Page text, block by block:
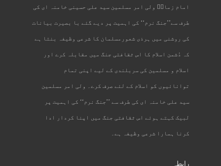
امام زمانؑ ولی امر مسلمین سید علی حسینی خامنہ ای کی
طرف سے’’جنگ نرم‘‘ کی اہمیت پر دیے گئے با بصیرت بیانات
کی روشنی میں ہرذی شعورمسلمان کا شرعی وظیفہ بنتا ہے
کہ دُشمن اسلام کا اس ثقافتی جنگ میں مقابلہ کرے اور
اسلام و مسلمین کی سربلندی کے لیے اپنی تمام
توانائیوں کو اسلام کے لئے صرف کرے۔ ولی امر مسلمین
سید علی خامنہ ای کی طرف سے ’’جنگ نرم‘‘ کی اہمیت پر
لبیک کہتے ہوئے اس ثقافتی جنگ میں اپنا کردار ادا
کرنا ہمارا شرعی وظیفہ ہے۔
رابطہ